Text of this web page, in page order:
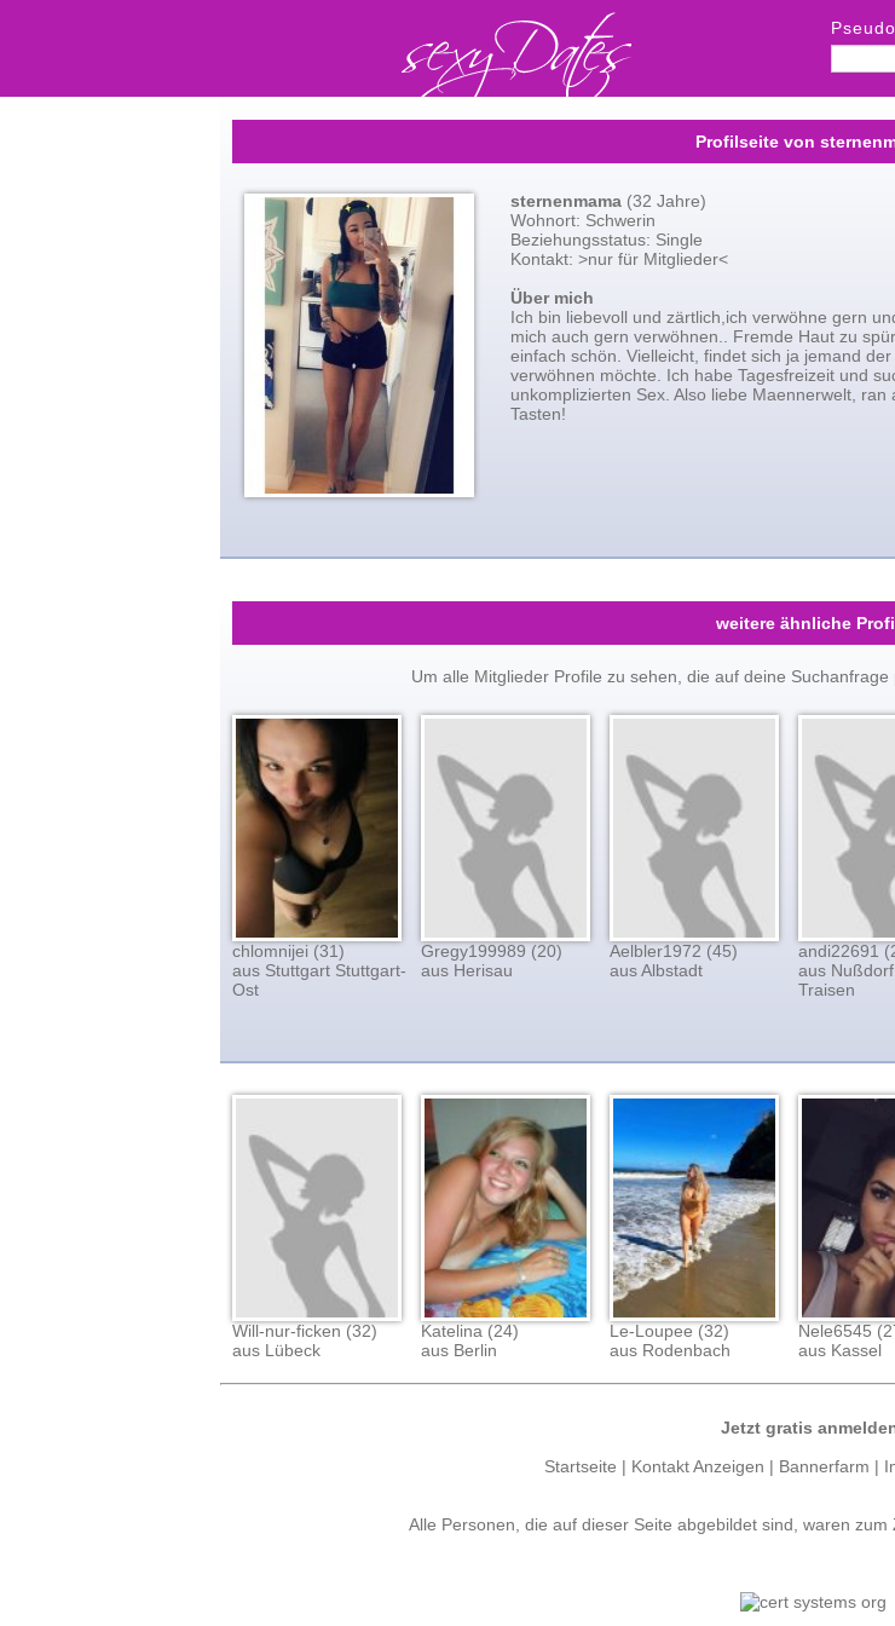
Profilseite von
sternenmama (32 Jahre)
Wohnort: Schwerin
Beziehungsstatus: Single
Kontakt: >nur für Mitglieder<
Über mich
Ich bin liebevoll und zärtlich,ich verwöhne gern
mich auch gern verwöhnen.. Fremde Haut zu
einfach schön. Vielleicht, findet sich ja jemand der
verwöhnen möchte. Ich habe Tagesfreizeit und
unkomplizierten Sex. Also liebe Maennerwelt, ran
Tasten!
weitere ähnliche
Um alle Mitglieder Profile zu sehen, die auf deine
chlomnijei (31)
aus Stuttgart Stuttgart-
Ost
Gregy199989 (20)
aus Herisau
Aelbler1972 (45)
aus Albstadt
andi22691
aus
Traisen
Will-nur-ficken (32)
aus Lübeck
Katelina (24)
aus Berlin
Le-Loupee (32)
aus Rodenbach
Nele6545
aus Kassel
Jetzt gratis
Startseite | Kontakt Anzeigen | Bannerfarm |
Alle Personen, die auf dieser Seite abgebildet sind, waren